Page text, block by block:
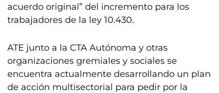
acuerdo original” del incremento para los
trabajadores de la ley 10.430.
ATE junto a la CTA Autónoma y otras
organizaciones gremiales y sociales se
encuentra actualmente desarrollando un plan
de acción multisectorial para pedir por la